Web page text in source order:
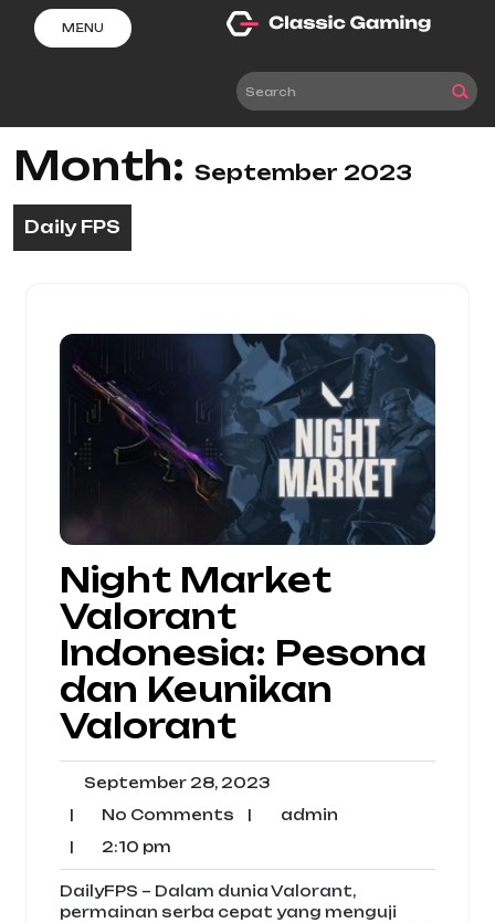
content
MENU
Month: September 2023
Daily FPS
Night Market
Valorant
Indonesia: Pesona
dan Keunikan
Valorant
September 28, 2023
2023
| No Comments No| adminadmin
|
2:10 pm
pm
DailyFPS – Dalam dunia Valorant,
permainan serba cepat yang menguji